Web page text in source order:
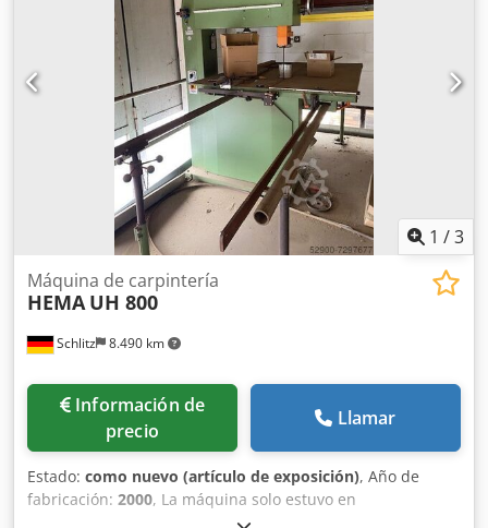
1 /3
Schlitz 8.490 km
Máquina de carpintería
HEMA UH 800
Información de
precio
Llamar
Estado: como nuevo (artículo de exposición), Año de
fabricación: 2000, La máquina solo estuvo en
funcionamiento durante dos semanas. Prácticamente es